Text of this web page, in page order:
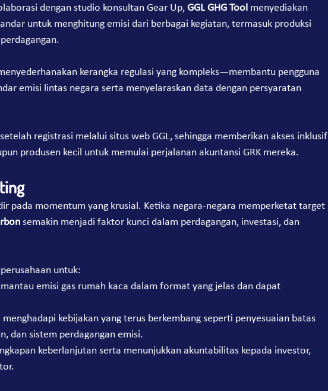
dengan studio konsultan Gear Up, GGL GHG Tool menyediakan
untuk menghitung emisi dari berbagai kegiatan, termasuk produksi
kerangka regulasi yang kompleks—membantu pengguna
emisi lintas negara serta menyelaraskan data dengan persyaratan
setelah registrasi melalui situs web GGL, sehingga memberikan akses inklusif
produsen kecil untuk memulai perjalanan akuntansi GRK mereka.
pada momentum yang krusial. Ketika negara-negara memperketat target
semakin menjadi faktor kunci dalam perdagangan, investasi, dan
untuk:
emisi gas rumah kaca dalam format yang jelas dan dapat
kebijakan yang terus berkembang seperti penyesuaian batas
dan sistem perdagangan emisi.
keberlanjutan serta menunjukkan akuntabilitas kepada investor,